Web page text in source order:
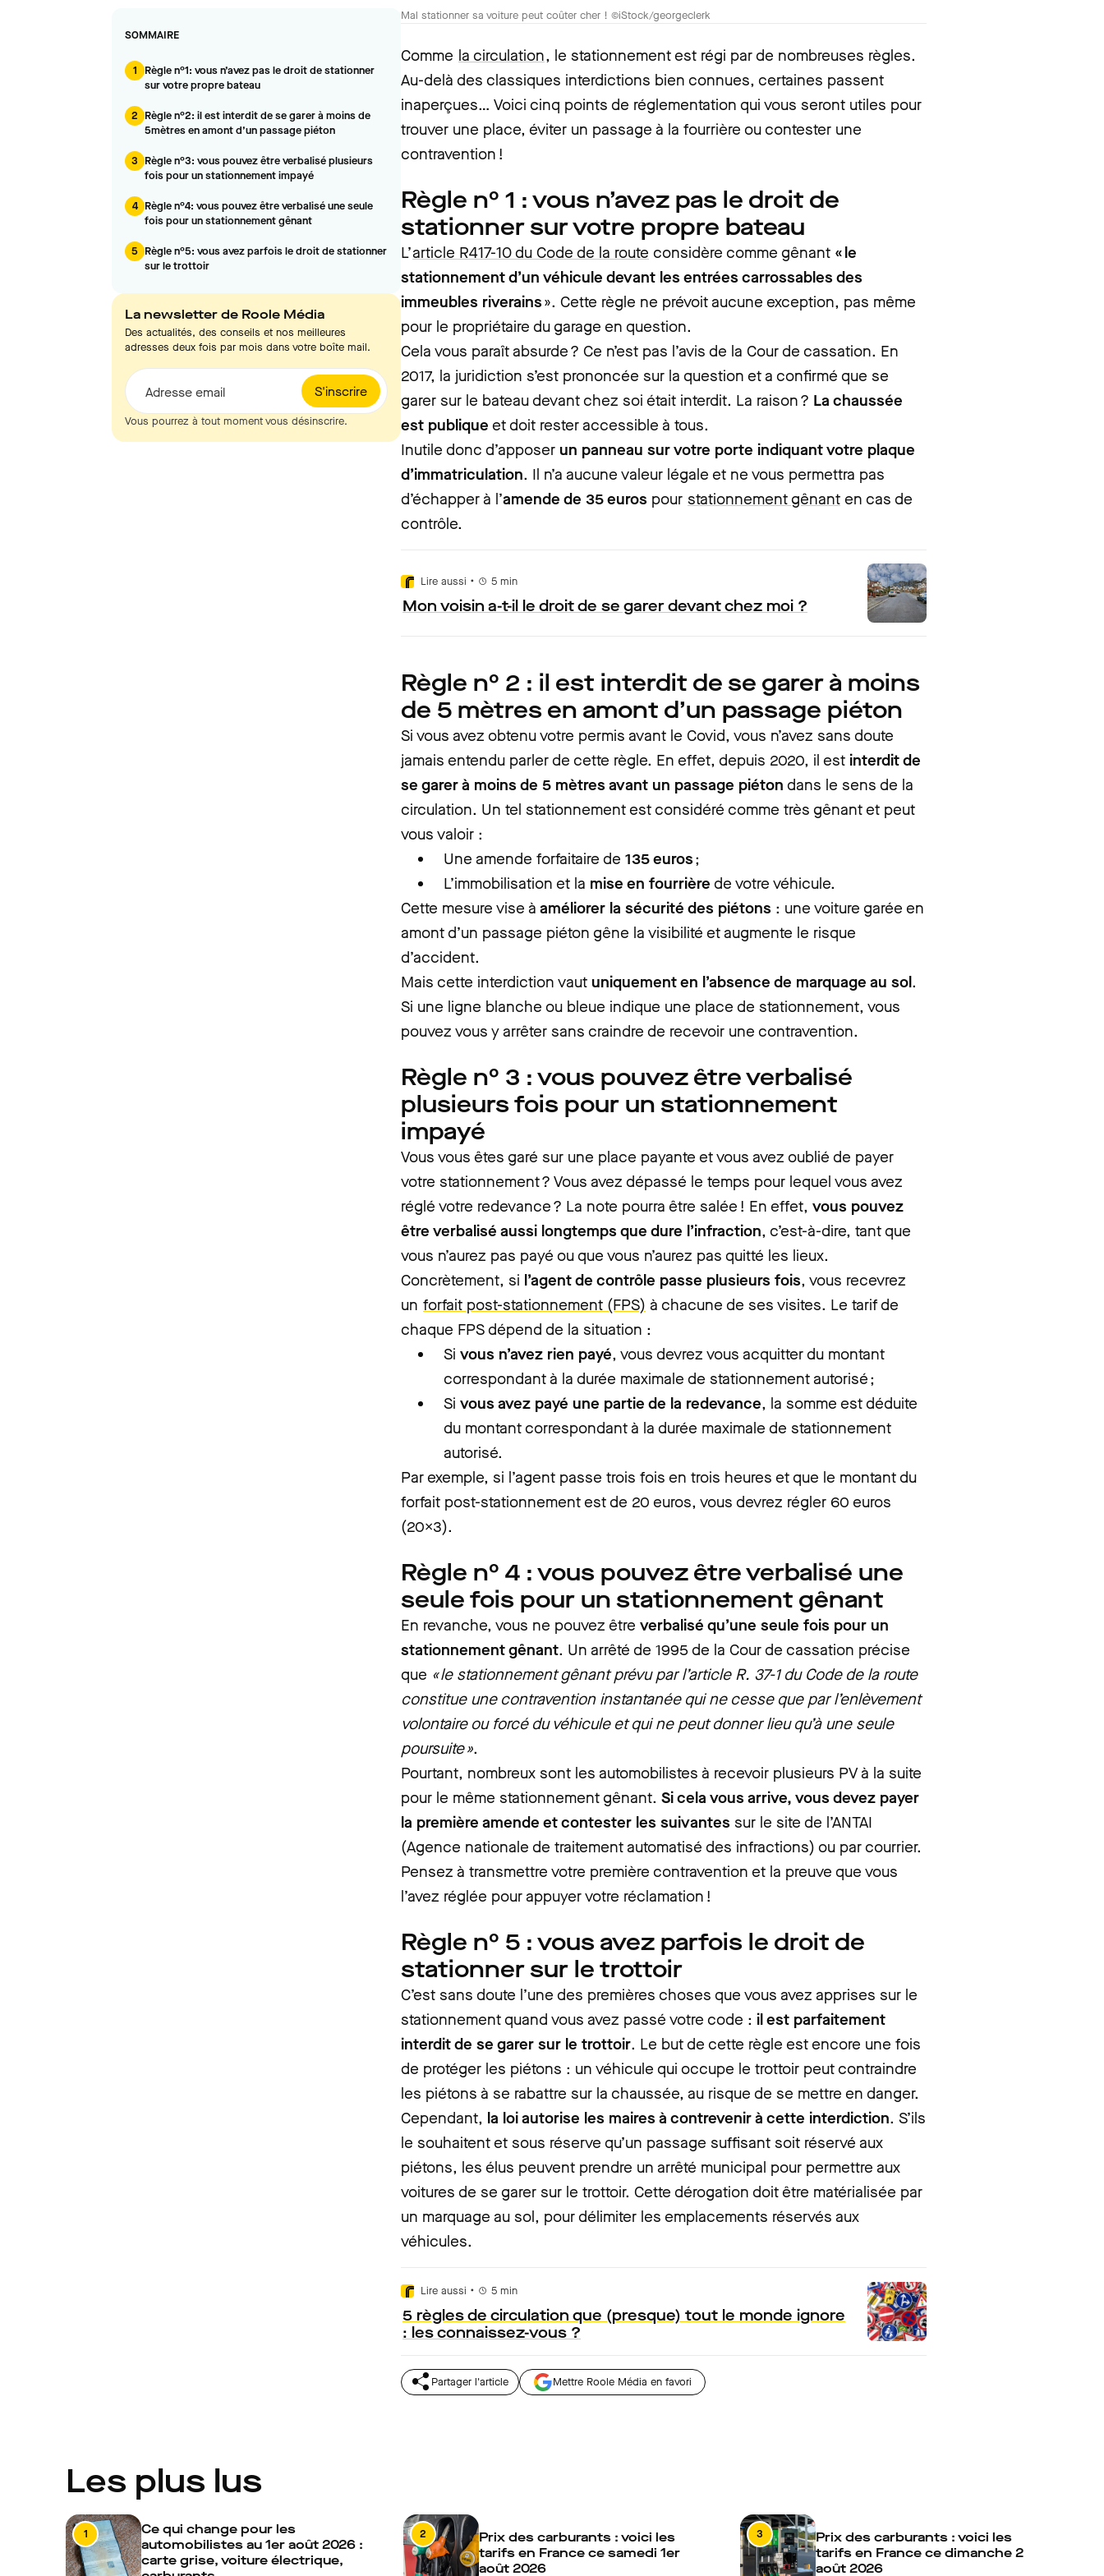
SOMMAIRE
1
Règle n°1: vous n’avez pas le droit de stationner
sur votre propre bateau
2 Règle n°2: il est interdit de se garer à moins de
5mètres en amont d’un passage piéton
3 Règle n°3: vous pouvez être verbalisé plusieurs
fois pour un stationnement impayé
4 Règle n°4: vous pouvez être verbalisé une seule
fois pour un stationnement gênant
5 Règle n°5: vous avez parfois le droit de stationner
sur le trottoir
La newsletter de Roole Média
Des actualités, des conseils et nos meilleures
adresses deux fois par mois dans votre boîte mail.
S'inscrire
Adresse email
Vous pourrez à tout moment vous désinscrire.
Mal stationner sa voiture peut coûter cher ! ©iStock/georgeclerk
Comme la circulation, le stationnement est régi par de nombreuses règles.
Au-delà des classiques interdictions bien connues, certaines passent
inaperçues… Voici cinq points de réglementation qui vous seront utiles pour
trouver une place, éviter un passage à la fourrière ou contester une
contravention !
Règle n° 1 : vous n’avez pas le droit de
stationner sur votre propre bateau
L’article R417-10 du Code de la route considère comme gênant « le
stationnement d’un véhicule devant les entrées carrossables des
immeubles riverains». Cette règle ne prévoit aucune exception, pas même
pour le propriétaire du garage en question.
Cela vous paraît absurde ? Ce n’est pas l’avis de la Cour de cassation. En
2017, la juridiction s’est prononcée sur la question et a confirmé que se
garer sur le bateau devant chez soi était interdit. La raison ? La chaussée
est publique et doit rester accessible à tous.
Inutile donc d’apposer un panneau sur votre porte indiquant votre plaque
d’immatriculation. Il n’a aucune valeur légale et ne vous permettra pas
d’échapper à l’amende de 35 euros pour stationnement gênant en cas de
contrôle.
Lire aussi • 5 min
Mon voisin a-t-il le droit de se garer devant chez moi ?
Règle n° 2 : il est interdit de se garer à moins
de 5 mètres en amont d’un passage piéton
Si vous avez obtenu votre permis avant le Covid, vous n’avez sans doute
jamais entendu parler de cette règle. En effet, depuis 2020, il est interdit de
se garer à moins de 5 mètres avant un passage piéton dans le sens de la
circulation. Un tel stationnement est considéré comme très gênant et peut
vous valoir :
Une amende forfaitaire de 135 euros;
L’immobilisation et la mise en fourrière de votre véhicule.
Cette mesure vise à améliorer la sécurité des piétons : une voiture garée en
amont d’un passage piéton gêne la visibilité et augmente le risque
d’accident.
Mais cette interdiction vaut uniquement en l’absence de marquage au sol.
Si une ligne blanche ou bleue indique une place de stationnement, vous
pouvez vous y arrêter sans craindre de recevoir une contravention.
Règle n° 3 : vous pouvez être verbalisé
plusieurs fois pour un stationnement
impayé
Vous vous êtes garé sur une place payante et vous avez oublié de payer
votre stationnement ? Vous avez dépassé le temps pour lequel vous avez
réglé votre redevance ? La note pourra être salée ! En effet, vous pouvez
être verbalisé aussi longtemps que dure l’infraction, c’est-à-dire, tant que
vous n’aurez pas payé ou que vous n’aurez pas quitté les lieux.
Concrètement, si l’agent de contrôle passe plusieurs fois, vous recevrez
un forfait post-stationnement (FPS) à chacune de ses visites. Le tarif de
chaque FPS dépend de la situation :
Si vous n’avez rien payé, vous devrez vous acquitter du montant
correspondant à la durée maximale de stationnement autorisé ;
Si vous avez payé une partie de la redevance, la somme est déduite
du montant correspondant à la durée maximale de stationnement
autorisé.
Par exemple, si l’agent passe trois fois en trois heures et que le montant du
forfait post-stationnement est de 20 euros, vous devrez régler 60 euros
(20X3).
Règle n° 4 : vous pouvez être verbalisé une
seule fois pour un stationnement gênant
En revanche, vous ne pouvez être verbalisé qu’une seule fois pour un
stationnement gênant. Un arrêté de 1995 de la Cour de cassation précise
que « le stationnement gênant prévu par l’article R. 37-1 du Code de la route
constitue une contravention instantanée qui ne cesse que par l’enlèvement
volontaire ou forcé du véhicule et qui ne peut donner lieu qu’à une seule
poursuite ».
Pourtant, nombreux sont les automobilistes à recevoir plusieurs PV à la suite
pour le même stationnement gênant. Si cela vous arrive, vous devez payer
la première amende et contester les suivantes sur le site de l’ANTAI
(Agence nationale de traitement automatisé des infractions) ou par courrier.
Pensez à transmettre votre première contravention et la preuve que vous
l’avez réglée pour appuyer votre réclamation !
Règle n° 5 : vous avez parfois le droit de
stationner sur le trottoir
C’est sans doute l’une des premières choses que vous avez apprises sur le
stationnement quand vous avez passé votre code : il est parfaitement
interdit de se garer sur le trottoir. Le but de cette règle est encore une fois
de protéger les piétons : un véhicule qui occupe le trottoir peut contraindre
les piétons à se rabattre sur la chaussée, au risque de se mettre en danger.
Cependant, la loi autorise les maires à contrevenir à cette interdiction. S’ils
le souhaitent et sous réserve qu’un passage suffisant soit réservé aux
piétons, les élus peuvent prendre un arrêté municipal pour permettre aux
voitures de se garer sur le trottoir. Cette dérogation doit être matérialisée par
un marquage au sol, pour délimiter les emplacements réservés aux
véhicules.
Lire aussi • 5 min
5 règles de circulation que (presque) tout le monde ignore
: les connaissez-vous ?
Partager l'article Mettre Roole Média en favori
Les plus lus
1
Ce qui change pour les
automobilistes au 1er août 2026 :
carte grise, voiture électrique,
2
Prix des carburants : voici les
tarifs en France ce samedi 1er
août 2026
3
Prix des carburants : voici les
tarifs en France ce dimanche 2
août 2026